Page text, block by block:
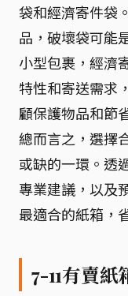
袋和經濟寄件袋
品，破壞袋可能
小型包裹，經濟
特性和寄送需求
顧保護物品和節
總而言之，選擇
或缺的一環。透
專業建議，以及
最適合的紙箱，
7-11有賣